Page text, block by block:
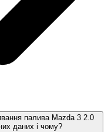
палива Mazda 3 2.0
даних і чому?